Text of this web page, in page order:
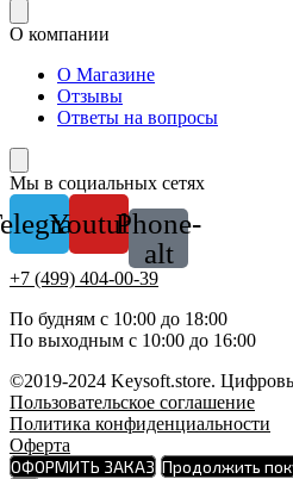
О компании
О Магазине
Отзывы
Ответы на вопросы
Мы в социальных сетях
YoutubePhone-
alt
+7 (499) 404-00-39
По будням с 10:00 до 18:00
По выходным с 10:00 до 16:00
©2019-2024 Keysoft.store.
Пользовательское соглашение
Политика конфиденциальности
Оферта
ОФОРМИТЬ ЗАКАЗ Продолжить